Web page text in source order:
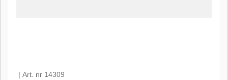
| Art. nr 14309